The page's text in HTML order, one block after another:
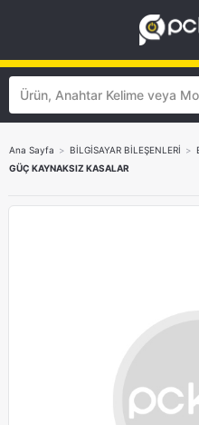
Ana Sayfa > BİLGİSAYAR BİLEŞENLERİ >
GÜÇ KAYNAKSIZ KASALAR